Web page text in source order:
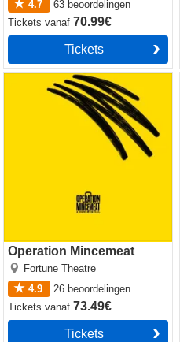
4.7
63 beoordelingen
Ticketsvanaf 70.99€
Tickets
Operation Mincemeat
Fortune Theatre
4.9
26 beoordelingen
Ticketsvanaf 73.49€
Tickets
Operation Mincemeat